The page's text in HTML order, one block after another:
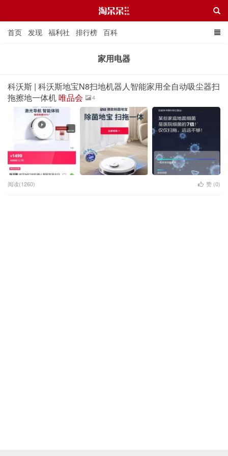
淘呆呆
首页 发现 福利社 排行榜 百科
家用电器
科沃斯 | 科沃斯地宝N8扫地机器人智能家用全自动吸尘器扫
拖擦地一体机唯品会 4
阅读(1260) 赞 (0)